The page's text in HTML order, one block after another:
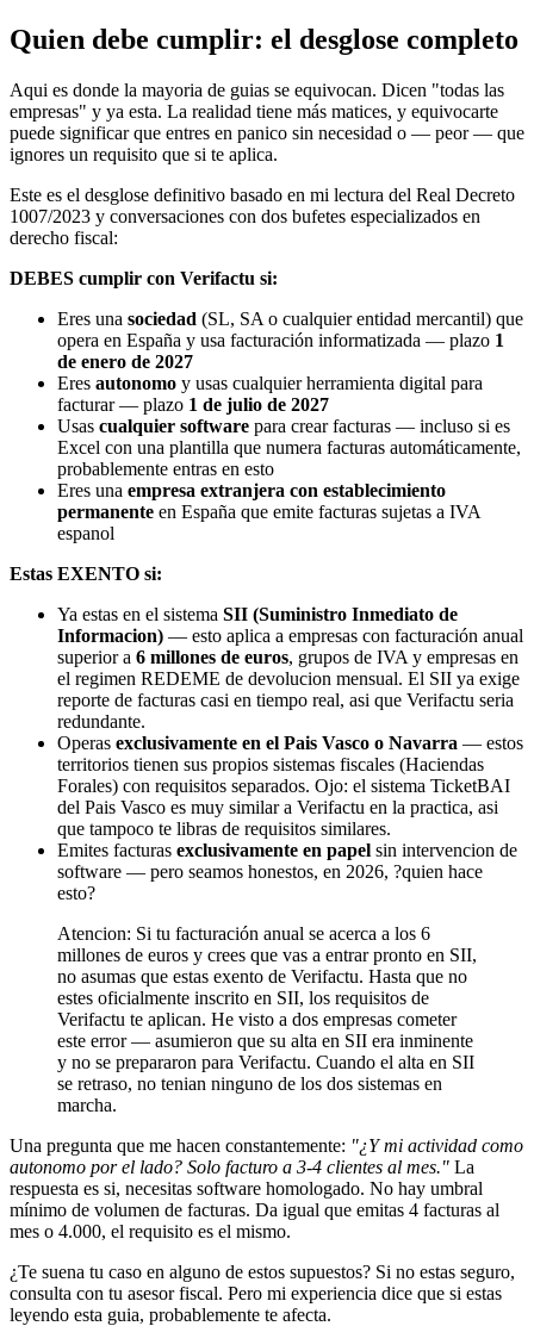
Quien debe cumplir: el desglose completo
Aqui es donde la mayoria de guias se equivocan. Dicen "todas las
empresas" y ya esta. La realidad tiene más matices, y equivocarte
puede significar que entres en panico sin necesidad o — peor — que
ignores un requisito que si te aplica.
Este es el desglose definitivo basado en mi lectura del Real Decreto
1007/2023 y conversaciones con dos bufetes especializados en
derecho fiscal:
DEBES cumplir con Verifactu si:
Eres una sociedad (SL, SA o cualquier entidad mercantil) que
opera en España y usa facturación informatizada — plazo 1
de enero de 2027
Eres autonomo y usas cualquier herramienta digital para
facturar — plazo 1 de julio de 2027
Usas cualquier software para crear facturas — incluso si es
Excel con una plantilla que numera facturas automáticamente,
probablemente entras en esto
Eres una empresa extranjera con establecimiento
permanente en España que emite facturas sujetas a IVA
espanol
Estas EXENTO si:
Ya estas en el sistema SII (Suministro Inmediato de
Informacion) — esto aplica a empresas con facturación anual
superior a 6 millones de euros, grupos de IVA y empresas en
el regimen REDEME de devolucion mensual. El SII ya exige
reporte de facturas casi en tiempo real, asi que Verifactu seria
redundante.
Operas exclusivamente en el Pais Vasco o Navarra — estos
territorios tienen sus propios sistemas fiscales (Haciendas
Forales) con requisitos separados. Ojo: el sistema TicketBAI
del Pais Vasco es muy similar a Verifactu en la practica, asi
que tampoco te libras de requisitos similares.
Emites facturas exclusivamente en papel sin intervencion de
software — pero seamos honestos, en 2026, ?quien hace
esto?
Atencion: Si tu facturación anual se acerca a los 6
millones de euros y crees que vas a entrar pronto en SII,
no asumas que estas exento de Verifactu. Hasta que no
estes oficialmente inscrito en SII, los requisitos de
Verifactu te aplican. He visto a dos empresas cometer
este error — asumieron que su alta en SII era inminente
y no se prepararon para Verifactu. Cuando el alta en SII
se retraso, no tenian ninguno de los dos sistemas en
marcha.
Una pregunta que me hacen constantemente: "¿Y mi actividad como
autonomo por el lado? Solo facturo a 3-4 clientes al mes." La
respuesta es si, necesitas software homologado. No hay umbral
mínimo de volumen de facturas. Da igual que emitas 4 facturas al
mes o 4.000, el requisito es el mismo.
¿Te suena tu caso en alguno de estos supuestos? Si no estas seguro,
consulta con tu asesor fiscal. Pero mi experiencia dice que si estas
leyendo esta guia, probablemente te afecta.